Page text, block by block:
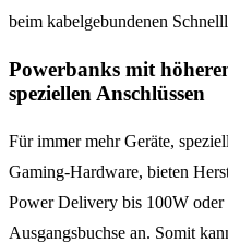
beim kabelgebundenen
Powerbanks mit
speziellen Anschlüssen
Für immer mehr Geräte,
Gaming-Hardware, bieten
Power Delivery bis 100W oder
Ausgangsbuchse an. Somit